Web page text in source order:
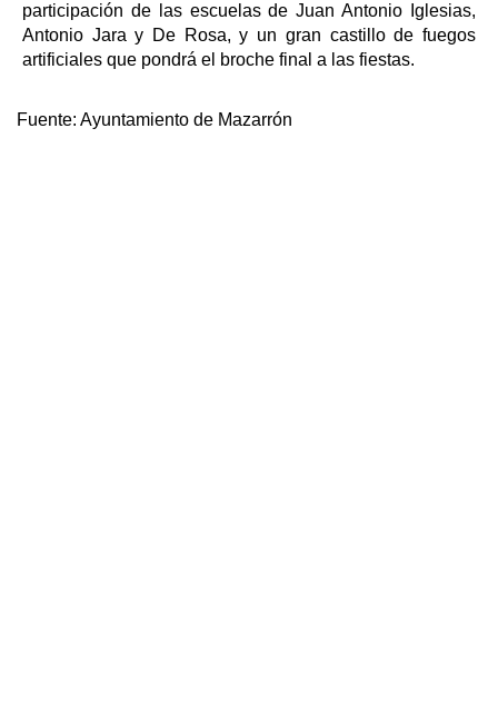
participación de las escuelas de Juan Antonio Iglesias,
Antonio Jara y De Rosa, y un gran castillo de fuegos
artificiales que pondrá el broche final a las fiestas.
Fuente: Ayuntamiento de Mazarrón